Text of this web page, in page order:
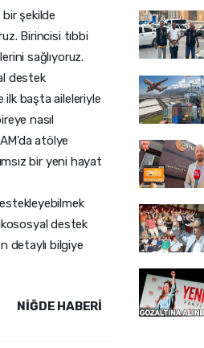
şekilde
Birincisi tıbbi
sağlıyoruz.
destek
ilk başta aileleriyle
nasıl
atölye
bir yeni hayat
destek
detaylı bilgiye
NIĞDE HABERİ